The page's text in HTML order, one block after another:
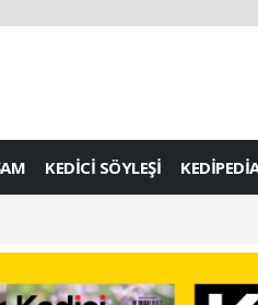
KEDİCİ SÖYLEŞİ